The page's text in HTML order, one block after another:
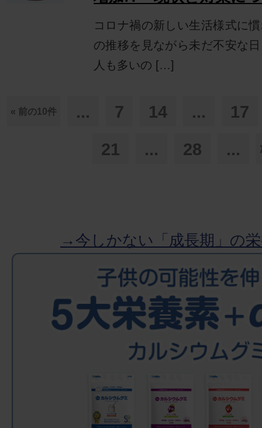
コロナ禍の新しい生活様式に
の推移を見ながら未だ不安な
人も多いの […]
« 前の10件 ... 7 14 ...
17
21
... 28 ...
→今しかない「成長期」の